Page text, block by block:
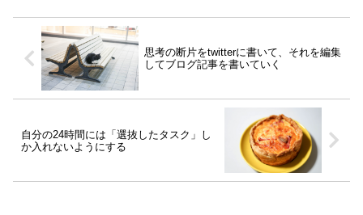
思考の断片をtwitterに書いて、それを編集
してブログ記事を書いていく
自分の24時間には「選抜したタスク」し
か入れないようにする